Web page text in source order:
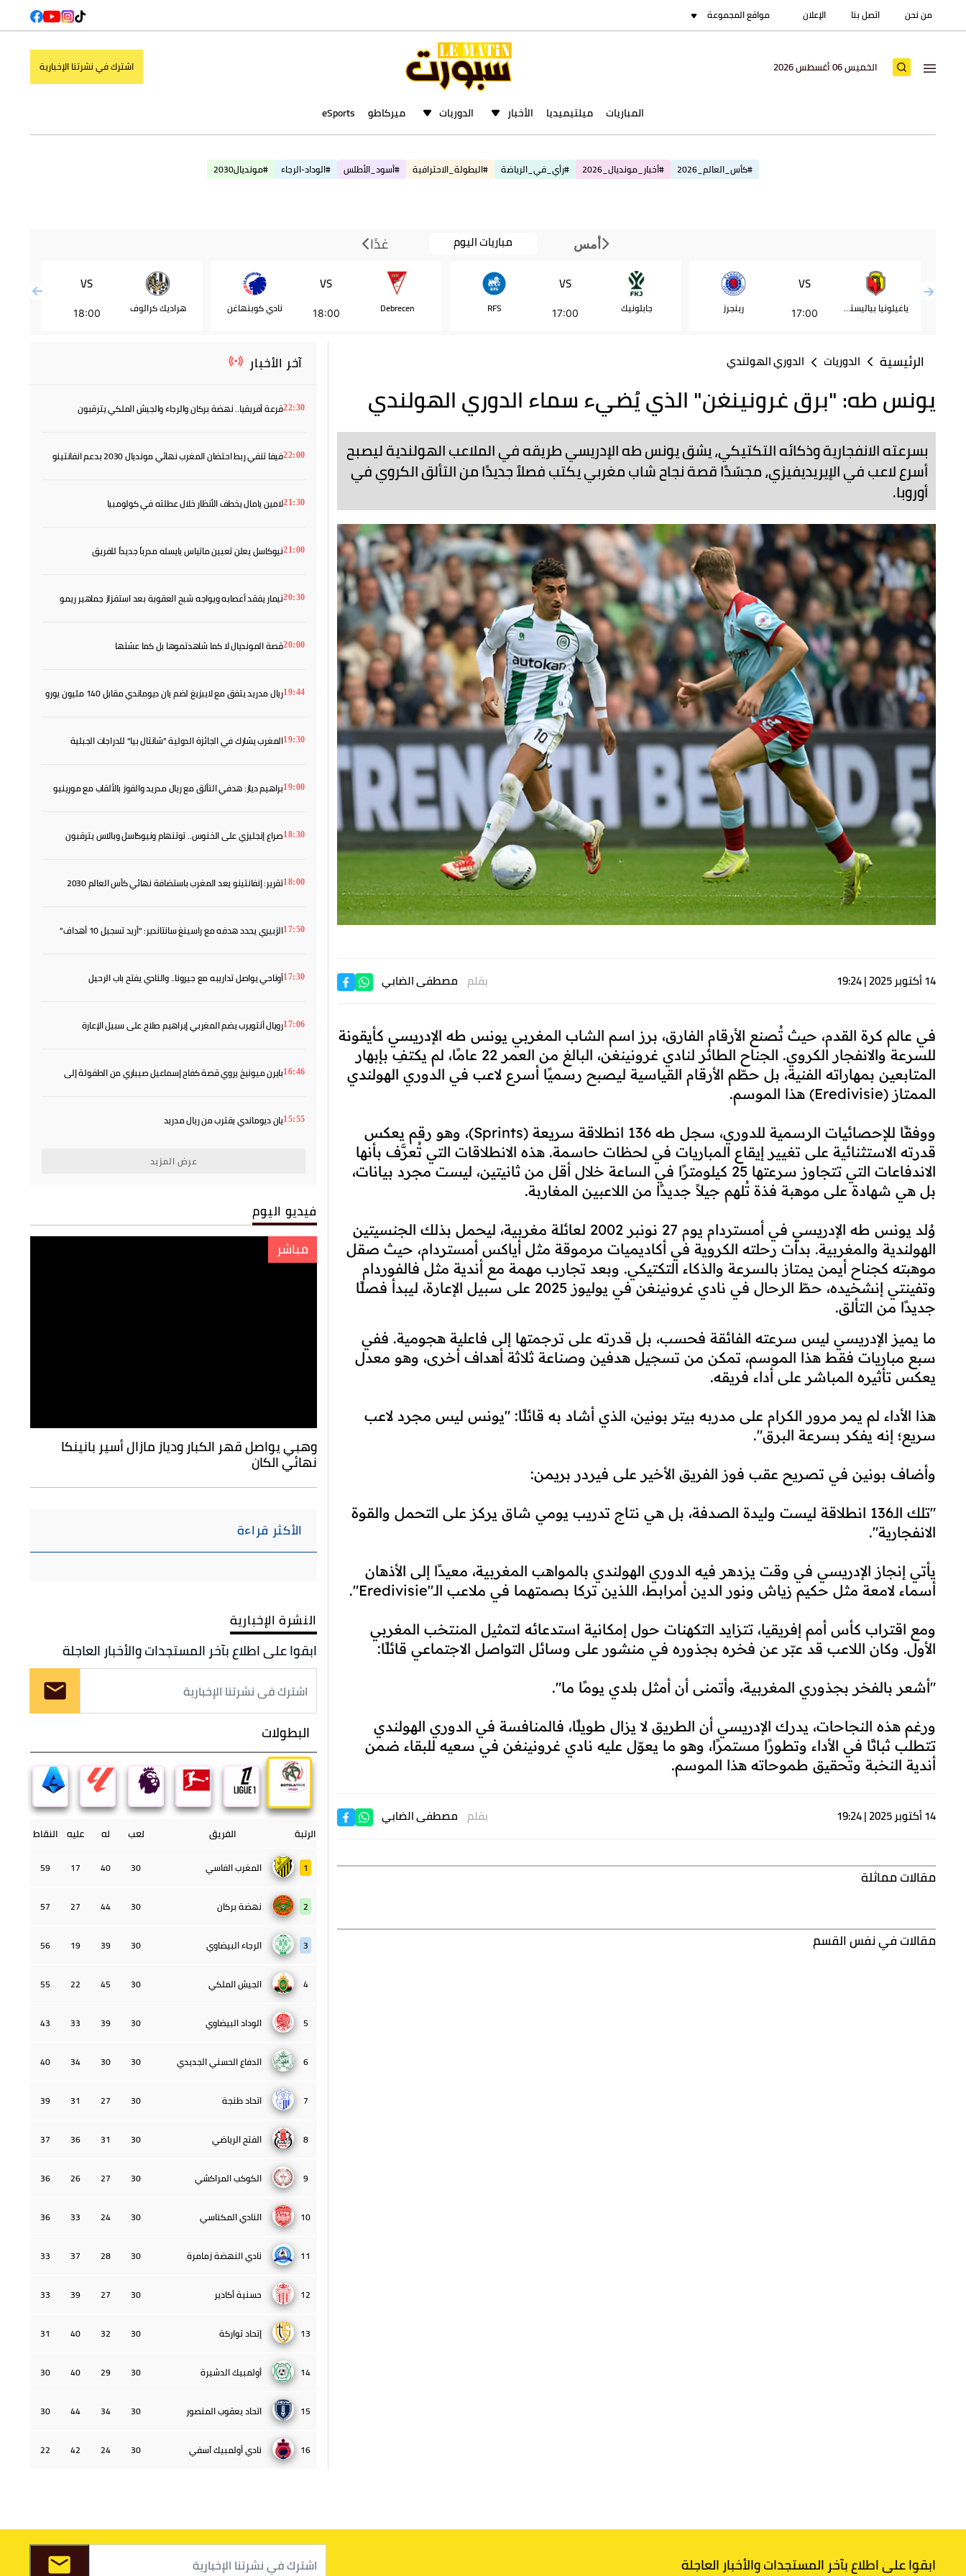
من نحن اتصل بنا الإعلان مواقع المجموعة
الخميس 06 أغسطس 2026 اشترك في نشرتنا الإخبارية
المباريات ميلتيميديا الأخبار الدوريات ميركاطو eSports
#كأس_العالم_2026 #أخبار_مونديال_2026 #رأي_في_الرياضة #البطولة_الاحترافية #أسود_الأطلس #الوداد-الرجاء #مونديال2030
أمس مباريات اليوم غدًا
ياغيلونيا بياليستوك
VS
17:00 رينجرز جابلونيك
VS
17:00
RFS
Debrecen
VS
18:00 نادي كوبنهاغن هراديك كرالوف
VS
18:00
الرئيسية الدوريات الدوري الهولندي
يونس طه: "برق غرونينغن" الذي يُضيء سماء الدوري الهولندي
بسرعته الانفجارية وذكائه التكتيكي، يشق يونس طه الإدريسي طريقه في الملاعب الهولندية ليصبح
أسرع لاعب في الإيريديفيزي، مجسّدًا قصة نجاح شاب مغربي يكتب فصلاً جديدًا من التألق الكروي في
أوروبا.
14 أكتوبر 2025 | 19:24 بقلم مصطفى الضابي
في عالم كرة القدم، حيث تُصنع الأرقام الفارق، برز اسم الشاب المغربي يونس طه الإدريسي كأيقونة
للسرعة والانفجار الكروي. الجناح الطائر لنادي غرونينغن، البالغ من العمر 22 عامًا، لم يكتفِ بإبهار
المتابعين بمهاراته الفنية، بل حطّم الأرقام القياسية ليصبح رسميًا أسرع لاعب في الدوري الهولندي
الممتاز (Eredivisie) هذا الموسم.
ووفقًا للإحصائيات الرسمية للدوري، سجل طه 136 انطلاقة سريعة (Sprints)، وهو رقم يعكس
قدرته الاستثنائية على تغيير إيقاع المباريات في لحظات حاسمة. هذه الانطلاقات التي تُعرَّف بأنها
الاندفاعات التي تتجاوز سرعتها 25 كيلومترًا في الساعة خلال أقل من ثانيتين، ليست مجرد بيانات،
بل هي شهادة على موهبة فذة تُلهم جيلاً جديدًا من اللاعبين المغاربة.
وُلد يونس طه الإدريسي في أمستردام يوم 27 نونبر 2002 لعائلة مغربية، ليحمل بذلك الجنسيتين
الهولندية والمغربية. بدأت رحلته الكروية في أكاديميات مرموقة مثل أياكس أمستردام، حيث صقل
موهبته كجناح أيمن يمتاز بالسرعة والذكاء التكتيكي. وبعد تجارب مهمة مع أندية مثل فالفوردام
وتفينتي إنشخيده، حطّ الرحال في نادي غرونينغن في يوليوز 2025 على سبيل الإعارة، ليبدأ فصلًا
جديدًا من التألق.
ما يميز الإدريسي ليس سرعته الفائقة فحسب، بل قدرته على ترجمتها إلى فاعلية هجومية. ففي
سبع مباريات فقط هذا الموسم، تمكن من تسجيل هدفين وصناعة ثلاثة أهداف أخرى، وهو معدل
يعكس تأثيره المباشر على أداء فريقه.
هذا الأداء لم يمر مرور الكرام على مدربه بيتر بونين، الذي أشاد به قائلًا: "يونس ليس مجرد لاعب
سريع؛ إنه يفكر بسرعة البرق".
وأضاف بونين في تصريح عقب فوز الفريق الأخير على فيردر بريمن:
"تلك الـ136 انطلاقة ليست وليدة الصدفة، بل هي نتاج تدريب يومي شاق يركز على التحمل والقوة
الانفجارية".
يأتي إنجاز الإدريسي في وقت يزدهر فيه الدوري الهولندي بالمواهب المغربية، معيدًا إلى الأذهان
أسماء لامعة مثل حكيم زياش ونور الدين أمرابط، اللذين تركا بصمتهما في ملاعب الـ"Eredivisie".
ومع اقتراب كأس أمم إفريقيا، تتزايد التكهنات حول إمكانية استدعائه لتمثيل المنتخب المغربي
الأول. وكان اللاعب قد عبّر عن فخره بجذوره في منشور على وسائل التواصل الاجتماعي قائلًا:
"أشعر بالفخر بجذوري المغربية، وأتمنى أن أمثل بلدي يومًا ما".
ورغم هذه النجاحات، يدرك الإدريسي أن الطريق لا يزال طويلًا، فالمنافسة في الدوري الهولندي
تتطلب ثباتًا في الأداء وتطورًا مستمرًا، وهو ما يعوّل عليه نادي غرونينغن في سعيه للبقاء ضمن
أندية النخبة وتحقيق طموحاته هذا الموسم.
14 أكتوبر 2025 | 19:24 بقلم مصطفى الضابي
مقالات مماثلة
مقالات في نفس القسم
آخر الأخبار
22:30قرعة أفريقيا.. نهضة بركان والرجاء والجيش الملكي يترقبون
22:00فيفا تنفي ربط احتضان المغرب نهائي مونديال 2030 بدعم انفانتينو
21:30لامين يامال يخطف الأنظار خلال عطلته في كولومبيا
21:00نيوكاسل يعلن تعيين ماتياس يايسله مدرباً جديداً للفريق
20:30نيمار يفقد أعصابه ويواجه شبح العقوبة بعد استفزاز جماهير ريمو
20:00قصة المونديال لا كما شاهدتموها بل كما عشتها
19:44ريال مدريد يتفق مع لايبزيغ لضم يان ديوماندي مقابل 140 مليون يورو
19:30المغرب يشارك في الجائزة الدولية "شانتال بيا" للدراجات الجبلية
19:00براهيم دياز: هدفي التألق مع ريال مدريد والفوز بالألقاب مع مورينيو
18:30صراع إنجليزي على الخنوس.. توتنهام ونيوكاسل وبالاس يترقبون
18:00تقرير: إنفانتينو يعد المغرب باستضافة نهائي كأس العالم 2030
17:50الزبيري يحدد هدفه مع راسينغ سانتاندير: "أريد تسجيل 10 أهداف"
17:30أوناحي يواصل تداريبه مع جيرونا.. والنادي يفتح باب الرحيل
17:06رويال أنتويرب يضم المغربي إبراهيم صلاح على سبيل الإعارة
16:46بايرن ميونيخ يروي قصة كفاح إسماعيل صيباري من الطفولة إلى
15:55يان ديوماندي يقترب من ريال مدريد
عرض المزيد
فيديو اليوم
مباشر
وهبي يواصل قهر الكبار ودياز مازال أسير بانينكا
نهائي الكان
الأكثر قراءة
النشرة الإخبارية
ابقوا على اطلاع بآخر المستجدات والأخبار العاجلة
البطولات
الرتبة الفريق لعب له عليه النقاط
1 المغرب الفاسي 30
40
17
59
2 نهضة بركان 30
44
27
57
3 الرجاء البيضاوي 30
39
19
56
4 الجيش الملكي 30
45
22
55
5 الوداد البيضاوي 30
39
33
43
6 الدفاع الحسني الجديدي 30
30
34
40
7 اتحاد طنجة 30
27
31
39
8 الفتح الرياضي 30
31
36
37
9 الكوكب المراكشي 30
27
26
36
10 النادي المكناسي 30
24
33
36
11 نادي النهضة زمامرة 30
28
37
33
12 حسنية أكادير 30
27
39
33
13 إتحاد تواركة 30
32
40
31
14 أولمبيك الدشيرة 30
29
40
30
15 اتحاد يعقوب المنصور 30
34
44
30
16 نادي أولمبيك آسفي 30
24
42
22
ابقوا على اطلاع بآخر المستجدات والأخبار العاجلة